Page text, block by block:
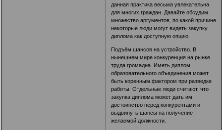
данная практика весьма увлекательна
для многих граждан. Давайте обсудим
множество аргументов, по какой причине
некоторые люди могут видеть закупку
диплома как доступную опцию.
Подъём шансов на устройство. В
нынешнем мире конкуренция на рынке
труда громадна. Иметь диплом
образовательного объединения может
быть коренным фактором при разведке
работы. Отдельные люди считают, что
закупка диплома может дать им
достоинство перед конкурентами и
выдвинуть шансы на получение
желаемой должности.